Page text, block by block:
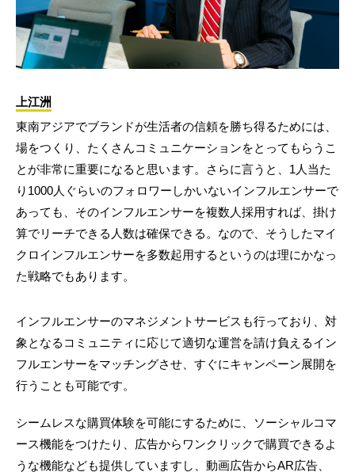
上江洲
東南アジアでブランドが生活者の信頼を勝ち得るためには、
場をつくり、たくさんコミュニケーションをとってもらうこ
とが非常に重要になると思います。さらに言うと、1人当た
り1000人ぐらいのフォロワーしかいないインフルエンサーで
あっても、そのインフルエンサーを複数人採用すれば、掛け
算でリーチできる人数は確保できる。なので、そうしたマイ
クロインフルエンサーを多数起用するというのは理にかなっ
た戦略でもあります。
インフルエンサーのマネジメントサービスも行っており、対
象となるコミュニティに応じて適切な運営を請け負えるイン
フルエンサーをマッチングさせ、すぐにキャンペーン展開を
行うことも可能です。
シームレスな購買体験を可能にするために、ソーシャルコマ
ース機能をつけたり、広告からワンクリックで購買できるよ
うな機能なども提供していますし、動画広告からAR広告、